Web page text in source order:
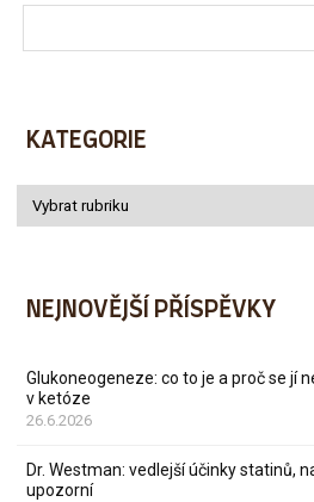
KATEGORIE
NEJNOVĚJŠÍ PŘÍSPĚVKY
Glukoneogeneze: co to je a proč se jí
v ketóze
26.6.2026
Dr. Westman: vedlejší účinky statinů,
upozorní